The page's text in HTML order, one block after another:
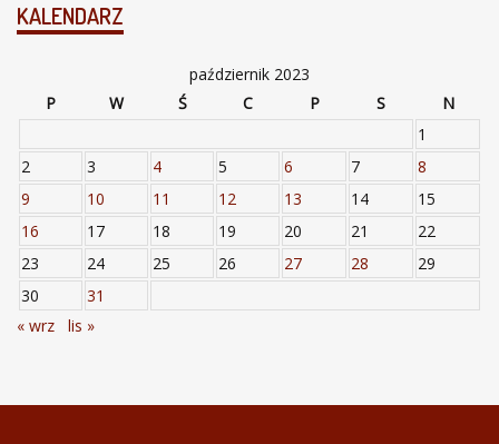
KALENDARZ
październik 2023
P
W Ś C P S
N
1
2
3 4 5 6 7
8
9
10 11 12 13 14
15
16
17 18 19 20 21
22
23
24 25 26 27 28
29
30
31
« wrz
lis »